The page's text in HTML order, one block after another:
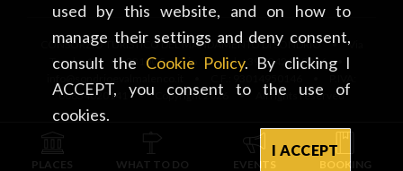
used by this website, and on how to
manage their settings and deny consent,
consult the Cookie Policy. By clicking I
ACCEPT, you consent to the use of
cookies.
I ACCEPT
CONSORZIO TURISTICO DEL MANDAMENTO DI SONDRIO • Via
Tonale, 13 • 23100 Sondrio • tel. +39 0342 219246 •
00834020141 • Copyright 2026 • All rights reserved
PLACES WHAT TO DO EVENTS BOOKING